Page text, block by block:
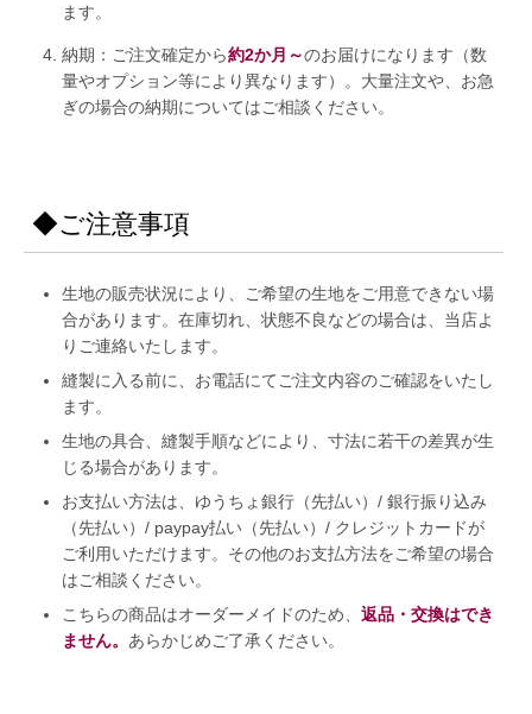
ます。
納期：ご注文確定から約2か月～のお届けになります（数
量やオプション等により異なります）。大量注文や、お急
ぎの場合の納期についてはご相談ください。
◆ご注意事項
生地の販売状況により、ご希望の生地をご用意できない場
合があります。在庫切れ、状態不良などの場合は、当店よ
りご連絡いたします。
縫製に入る前に、お電話にてご注文内容のご確認をいたし
ます。
生地の具合、縫製手順などにより、寸法に若干の差異が生
じる場合があります。
お支払い方法は、ゆうちょ銀行（先払い）/ 銀行振り込み
（先払い）/ paypay払い（先払い）/ クレジットカードが
ご利用いただけます。その他のお支払方法をご希望の場合
はご相談ください。
こちらの商品はオーダーメイドのため、 返品・交換はでき
ません。 あらかじめご了承ください。